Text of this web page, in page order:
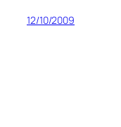
12/10/2009